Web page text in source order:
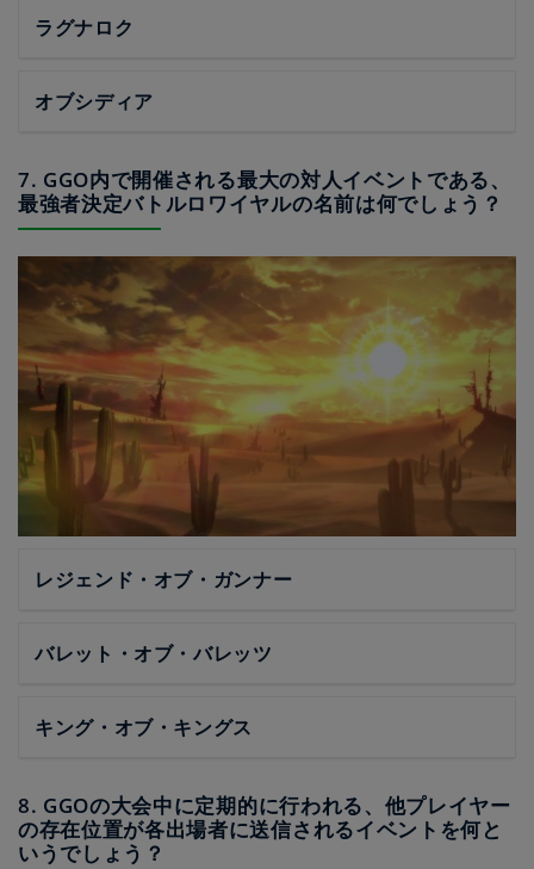
ラグナロク
オブシディア
7. GGO内で開催される最大の対人イベントである、
最強者決定バトルロワイヤルの名前は何でしょう？
レジェンド・オブ・ガンナー
バレット・オブ・バレッツ
キング・オブ・キングス
8. GGOの大会中に定期的に行われる、他プレイヤー
の存在位置が各出場者に送信されるイベントを何と
いうでしょう？